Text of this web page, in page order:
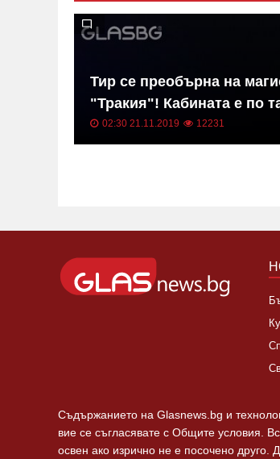
Тир се преобърна на
"Тракия"! Кабината е по
02:30 21.11.2019 12231
Съдържанието на Glasnews.bg и
вие се съгласявате с Общите условия.
освен ако изрично не е посочено друго.